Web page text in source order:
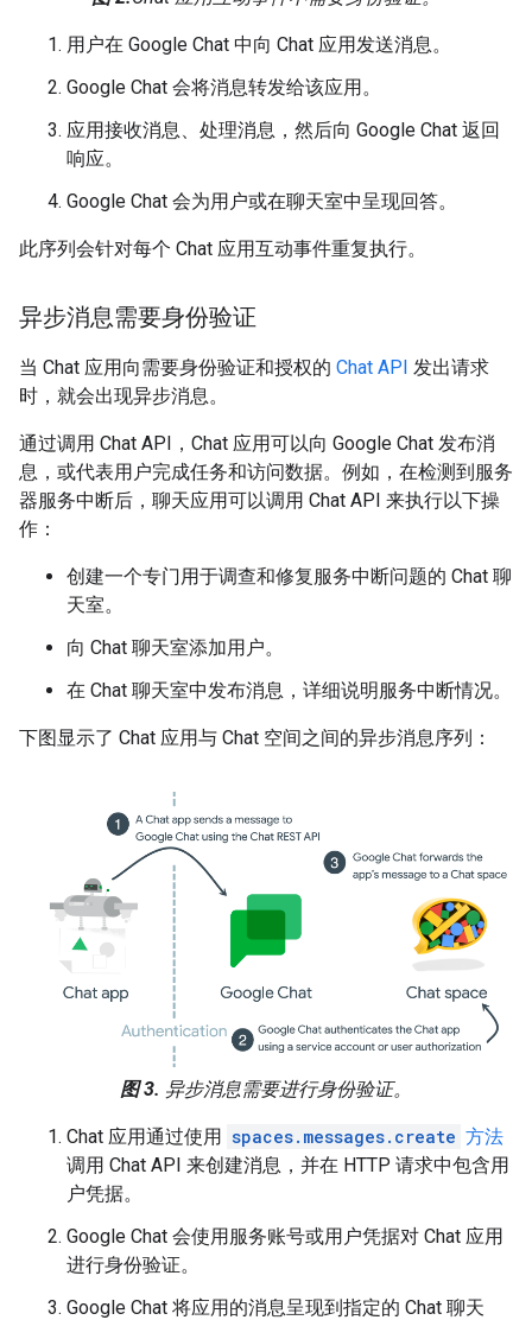
用户在 Google Chat 中向 Chat 应用发送消息。
Google Chat 会将消息转发给该应用。
应用接收消息、处理消息，然后向 Google Chat 返回
响应。
Google Chat 会为用户或在聊天室中呈现回答。
此序列会针对每个 Chat 应用互动事件重复执行。
异步消息需要身份验证
当 Chat 应用向需要身份验证和授权的 Chat API 发出请求
时，就会出现异步消息。
通过调用 Chat API，Chat 应用可以向 Google Chat 发布消
息，或代表用户完成任务和访问数据。例如，在检测到服务
器服务中断后，聊天应用可以调用 Chat API 来执行以下操
作：
创建一个专门用于调查和修复服务中断问题的 Chat 聊
天室。
向 Chat 聊天室添加用户。
在 Chat 聊天室中发布消息，详细说明服务中断情况。
下图显示了 Chat 应用与 Chat 空间之间的异步消息序列：
图 3. 异步消息需要进行身份验证。
Chat 应用通过使用 spaces.messages.create 方法
调用 Chat API 来创建消息，并在 HTTP 请求中包含用
户凭据。
Google Chat 会使用服务账号或用户凭据对 Chat 应用
进行身份验证。
Google Chat 将应用的消息呈现到指定的 Chat 聊天